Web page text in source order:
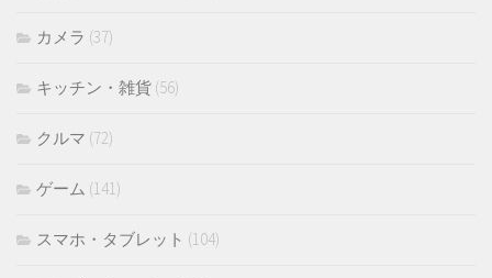
カメラ (37)
キッチン・雑貨 (56)
クルマ (72)
ゲーム (141)
スマホ・タブレット (104)